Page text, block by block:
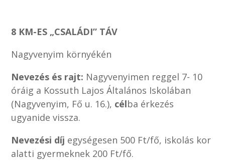
8 KM-ES „CSALÁDI” TÁV
Nagyvenyim környékén
Nevezés és rajt: Nagyvenyimen reggel 7- 10
óráig a Kossuth Lajos Általános Iskolában
(Nagyvenyim, Fő u. 16.), célba érkezés
ugyanide vissza.
Nevezési díj egységesen 500 Ft/fő, iskolás kor
alatti gyermeknek 200 Ft/fő.